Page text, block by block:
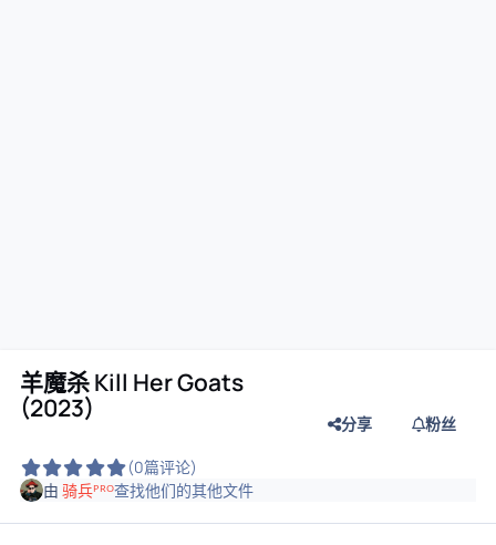
羊魔杀 Kill Her Goats
(2023)
(0篇评论)
分享 粉丝
由骑兵ᴾᴿᴼ查找他们的其他文件